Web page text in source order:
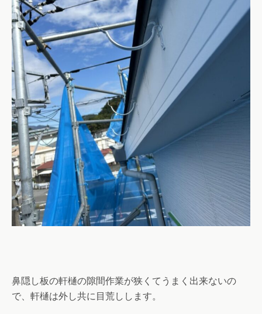
鼻隠し板の軒樋の隙間作業が狭くてうまく出来ないの
で、軒樋は外し共に目荒しします。